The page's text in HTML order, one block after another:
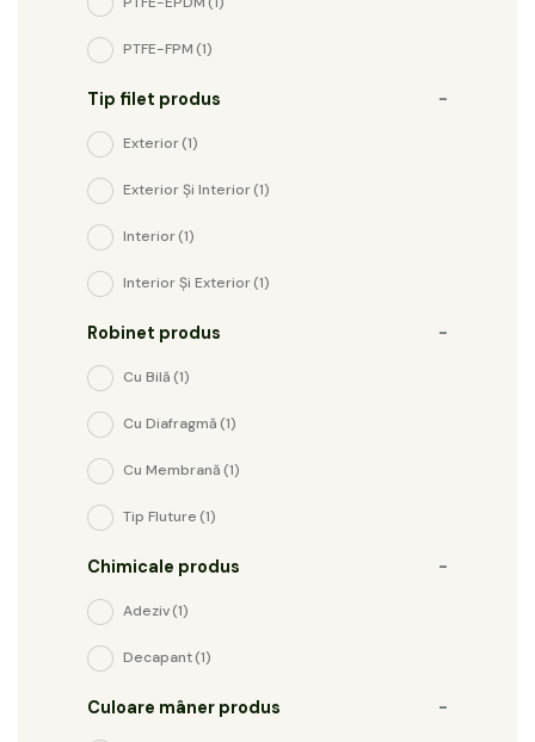
PTFE-FPM(1)
Tip filet produs -
Exterior(1)
Exterior Și Interior(1)
Interior(1)
Interior Și Exterior(1)
Robinet produs -
Cu Bilă(1)
Cu Diafragmă(1)
Cu Membrană(1)
Tip Fluture(1)
Chimicale produs -
Adeziv(1)
Decapant(1)
Culoare mâner produs -